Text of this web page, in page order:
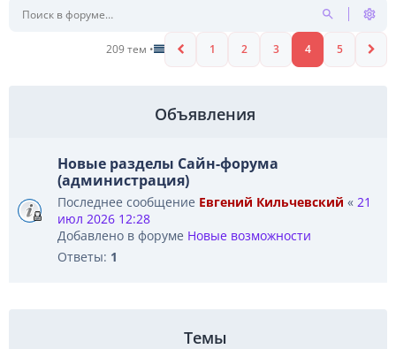
209 тем • 1 2 3 4 5
Объявления
Новые разделы Сайн-форума
(администрация)
Последнее сообщение Евгений Кильчевский « 21
июл 2026 12:28
Добавлено в форуме Новые возможности
Ответы: 1
Темы